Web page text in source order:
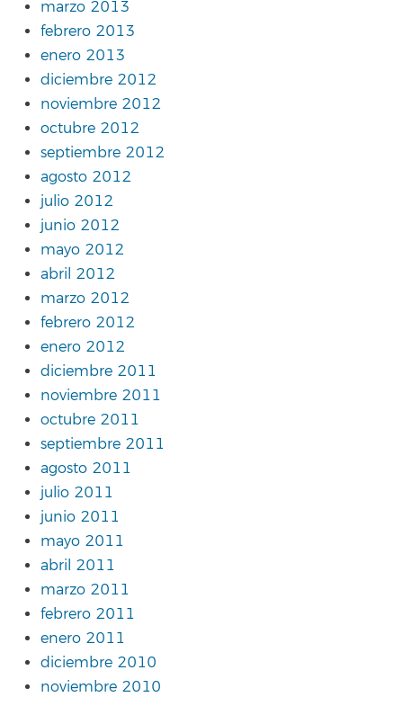
marzo 2013
febrero 2013
enero 2013
diciembre 2012
noviembre 2012
octubre 2012
septiembre 2012
agosto 2012
julio 2012
junio 2012
mayo 2012
abril 2012
marzo 2012
febrero 2012
enero 2012
diciembre 2011
noviembre 2011
octubre 2011
septiembre 2011
agosto 2011
julio 2011
junio 2011
mayo 2011
abril 2011
marzo 2011
febrero 2011
enero 2011
diciembre 2010
noviembre 2010